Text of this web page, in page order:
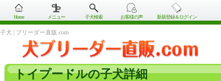
Home メニュー 子犬検索 お客様の声 新規登録＆ログイン
子犬 | ブリーダー直販.com
トイプードルの子犬詳細